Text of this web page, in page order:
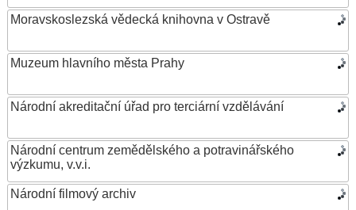
Moravskoslezská vědecká knihovna v Ostravě
Muzeum hlavního města Prahy
Národní akreditační úřad pro terciární vzdělávání
Národní centrum zemědělského a potravinářského
výzkumu, v.v.i.
Národní filmový archiv